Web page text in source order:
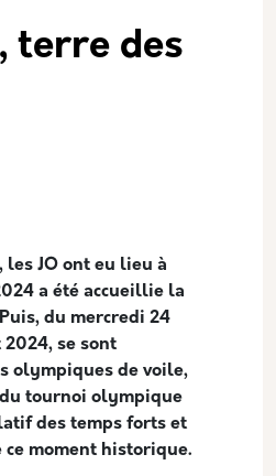
terre des
les JO ont eu lieu à
a été accueillie la
du mercredi 24
se sont
olympiques de voile,
tournoi olympique
des temps forts et
ce moment historique.